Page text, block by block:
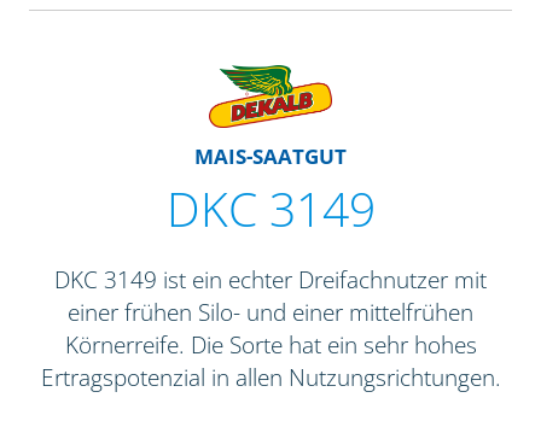
MAIS-SAATGUT
DKC 3149
DKC 3149 ist ein echter Dreifachnutzer mit
einer frühen Silo- und einer mittelfrühen
Körnerreife. Die Sorte hat ein sehr hohes
Ertragspotenzial in allen Nutzungsrichtungen.